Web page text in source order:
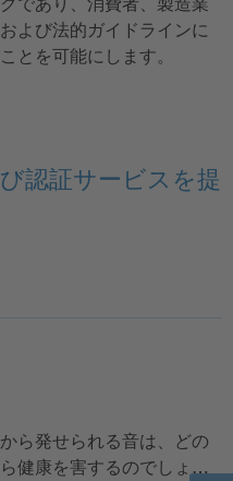
よび法的ガイドラインに
とを可能にします。
認証サービスを提
ら発せられる音は、どの
健康を害するのでしょ…